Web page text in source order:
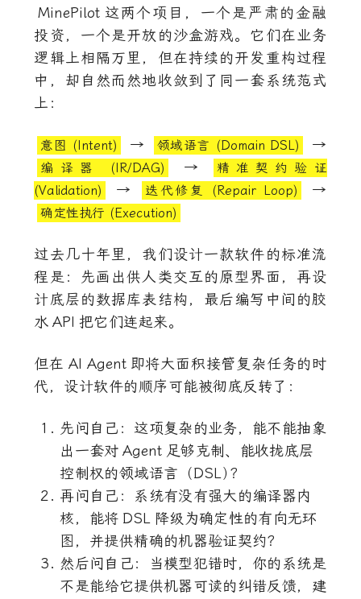
MinePilot 这两个项目，一个是严肃的金融
投资，一个是开放的沙盒游戏。它们在业务
逻辑上相隔万里，但在持续的开发重构过程
中，却自然而然地收敛到了同一套系统范式
上：
意图 (Intent) → 领域语言 (Domain DSL) →
编译器 (IR/DAG) →
精准契约验证
(Validation)
→ 迭代修复 (Repair Loop) →
确定性执行 (Execution)
过去几十年里，我们设计一款软件的标准流
程是：先画出供人类交互的原型界面，再设
计底层的数据库表结构，最后编写中间的胶
水 API 把它们连起来。
但在 AI Agent 即将大面积接管复杂任务的时
代，设计软件的顺序可能被彻底反转了：
先问自己：这项复杂的业务，能不能抽象
出一套对 Agent 足够克制、能收拢底层
控制权的领域语言（DSL）
？
再问自己：系统有没有强大的编译器内
核，能将 DSL 降级为确定性的有向无环
图，并提供精确的机器验证契约？
然后问自己：当模型犯错时，你的系统是
不是能给它提供机器可读的纠错反馈，建